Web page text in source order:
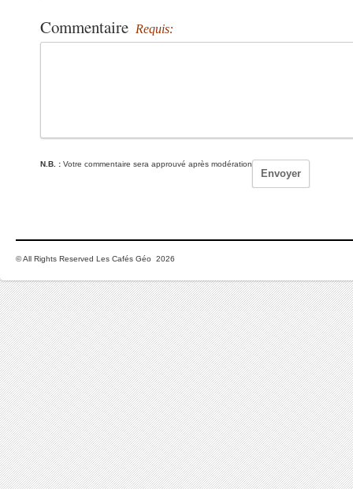
Commentaire Requis:
N.B. : Votre commentaire sera approuvé après modération
© All Rights Reserved Les Cafés Géo 2026